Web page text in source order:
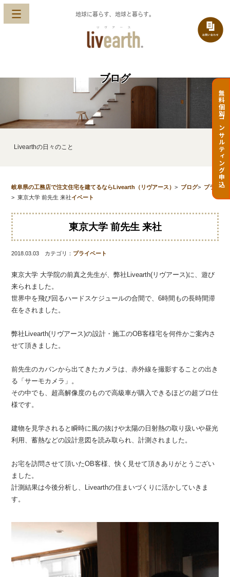
地球に暮らす、地球と暮らす。
無料個別コンサルティング申込
ブログ
Livearthの日々のこと
岐阜県の工務店で注文住宅を建てるならLivearth（リヴアース）> ブログ> プラ
イベート
> 東京大学 前先生 来社
東京大学 前先生 来社
2018.03.03 カテゴリ： プライベート
東京大学 大学院の前真之先生が、弊社Livearth(リヴアース)に、遊び
来られました。
世界中を飛び回るハードスケジュールの合間で、6時間もの長時間滞
在をされました。
弊社Livearth(リヴアース)の設計・施工のOB客様宅を何件かご案内さ
せて頂きました。
前先生のカバンから出てきたカメラは、赤外線を撮影することの出き
る「サーモカメラ」。
その中でも、超高解像度のもので高級車が購入できるほどの超プロ仕
様です。
建物を見学されると瞬時に風の抜けや太陽の日射熱の取り扱いや昼光
利用、蓄熱などの設計意図を読み取られ、計測されました。
お宅を訪問させて頂いたOB客様、快く見せて頂きありがとうござい
ました。
計測結果は今後分析し、Livearthの住まいづくりに活かしていきま
す。